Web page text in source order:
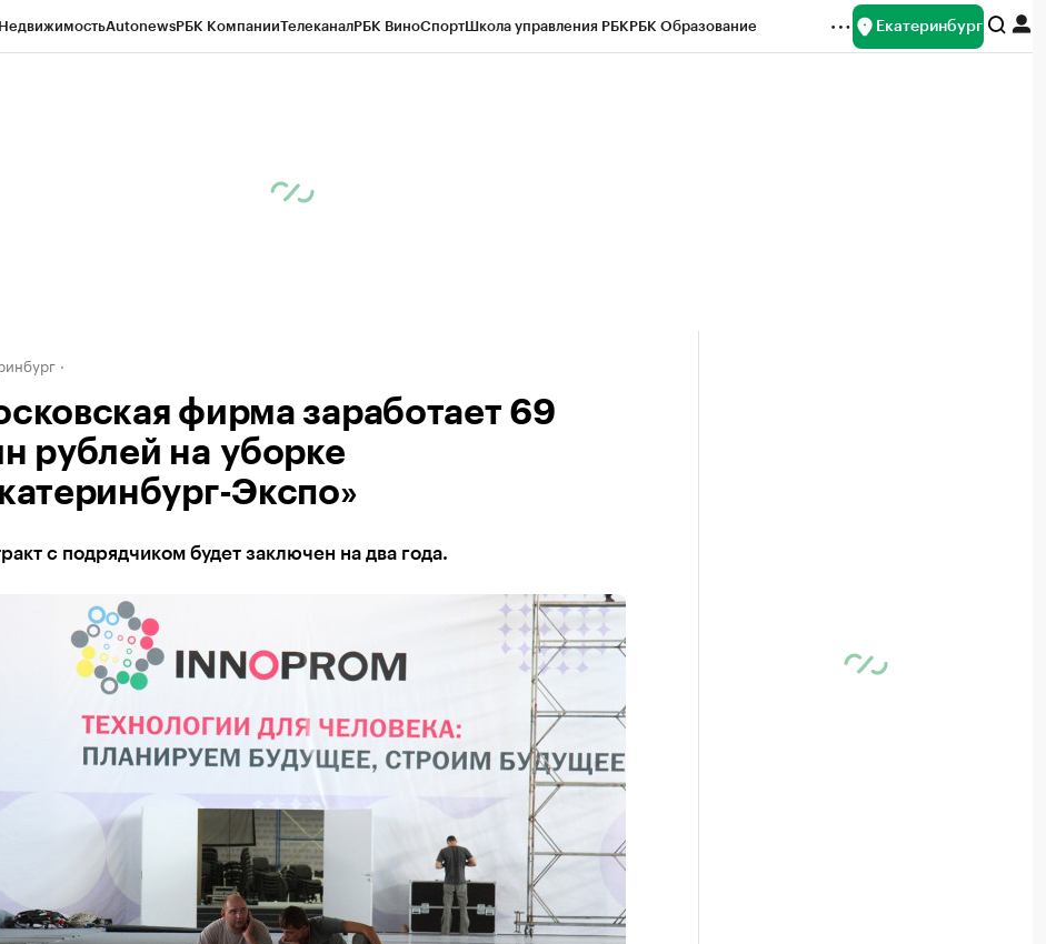
НедвижимостьAutonewsРБК КомпанииТелеканалРБК ВиноСпортШкола управления РБКРБК Образование Екатеринбург
фирма заработает 69
рублей на уборке
Экспо»
с подрядчиком будет заключен на два года.